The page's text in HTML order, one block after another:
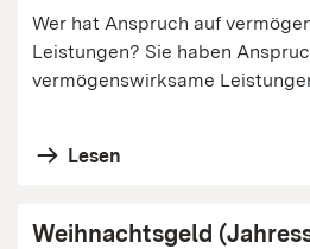
Wer hat Anspruch auf
Leistungen? Sie haben
vermögenswirksame
Lesen
Weihnachtsgeld